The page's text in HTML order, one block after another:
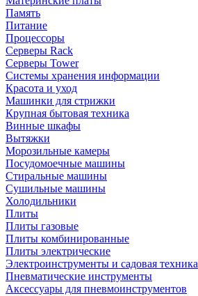
Память
Питание
Процессоры
Серверы Rack
Серверы Tower
Системы хранения информации
Красота и уход
Машинки для стрижки
Крупная бытовая техника
Винные шкафы
Вытяжки
Морозильные камеры
Посудомоечные машины
Стиральные машины
Сушильные машины
Холодильники
Плиты
Плиты газовые
Плиты комбинированные
Плиты электрические
Электроинструменты и садовая техника
Пневматические инструменты
Аксессуары для пневмоинструментов